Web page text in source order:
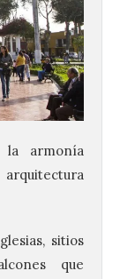
armonía
sitios
que